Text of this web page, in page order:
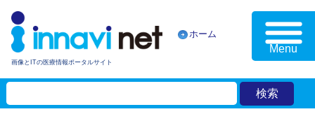
画像とITの医療情報ポータルサイト
ホーム
Menu